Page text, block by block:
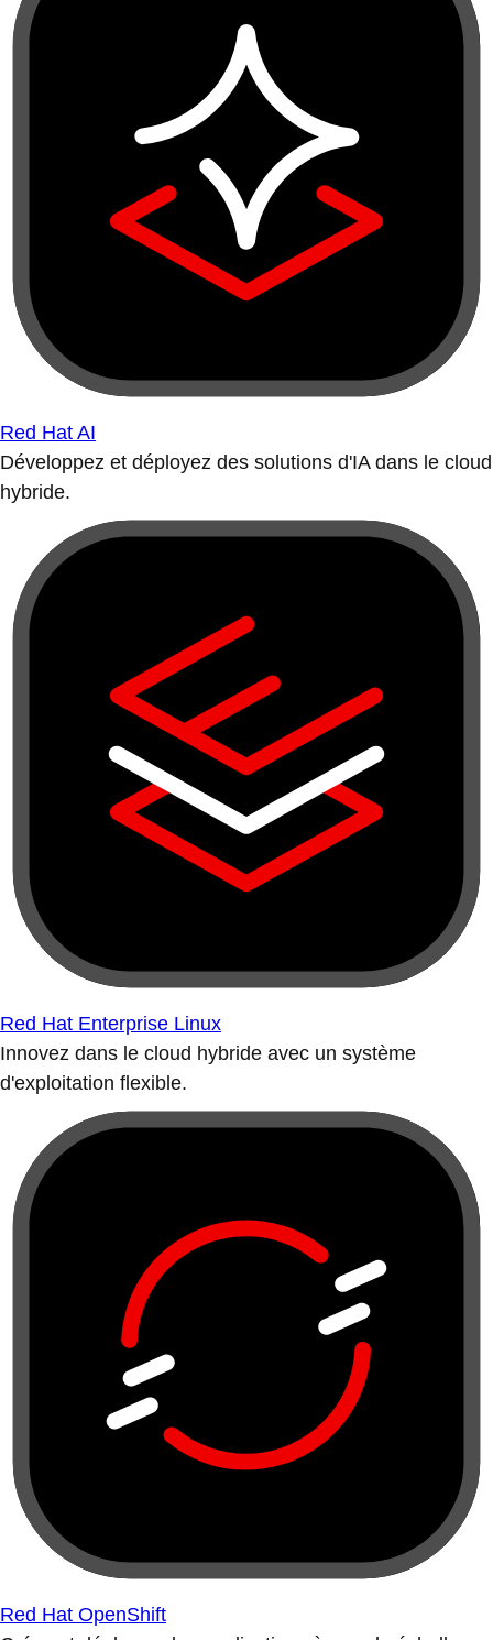
Red Hat AI
Développez et déployez des solutions d'IA dans le cloud
hybride.
Red Hat Enterprise Linux
Innovez dans le cloud hybride avec un système
d'exploitation flexible.
Red Hat OpenShift